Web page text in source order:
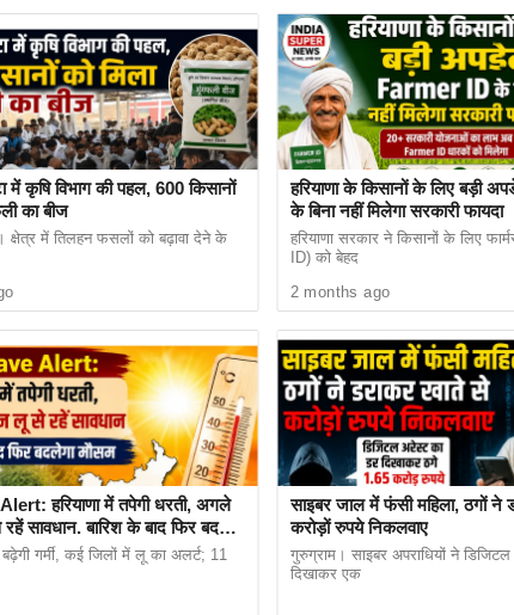
लाइट्स, नई मल्टी-स्लैट ग्रिल, फेंडर-माउंटेड
में कृषि विभाग की पहल, 600 किसानों
का बीज
क्षेत्र में तिलहन फसलों को बढ़ावा देने के
हरियाणा में तपेगी धरती, अगले
सावधान. बारिश के बाद फिर बदलेगा
बढ़ेगी गर्मी, कई जिलों में लू का अलर्ट; 11
हरियाणा के किसानों के लिए बड़ी
के बिना नहीं मिलेगा सरकारी फायदा
हरियाणा सरकार ने किसानों के लिए
ID) को बेहद
2 months ago
साइबर जाल में फंसी महिला, ठगों ने
करोड़ों रुपये निकलवाए
गुरुग्राम। साइबर अपराधियों ने
दिखाकर एक